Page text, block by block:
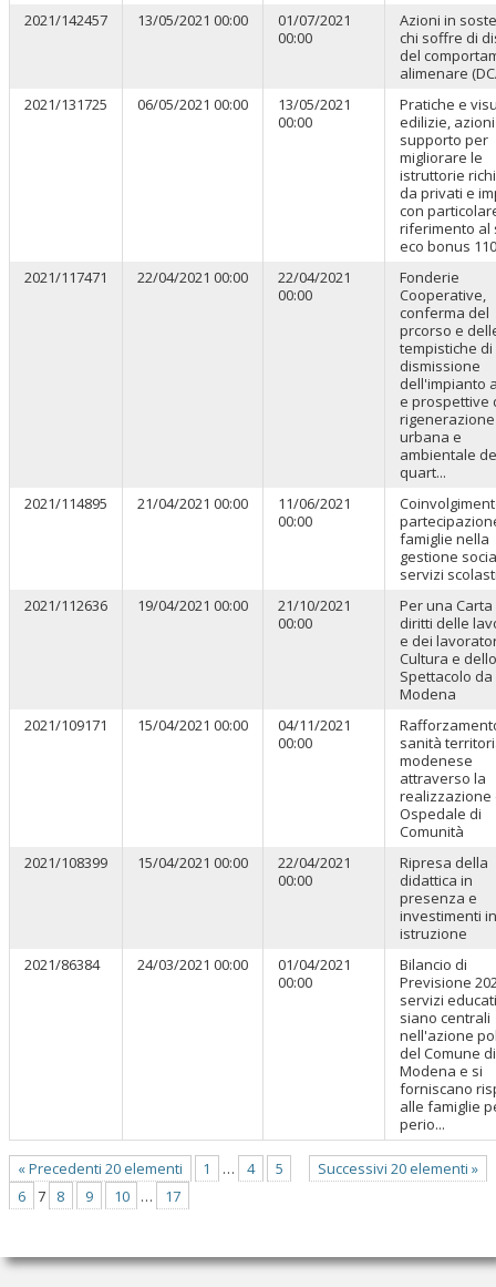
2021/142457
13/05/2021 00:00
01/07/2021
00:00
Azioni in
chi soffre di
del
alimenare
2021/131725
06/05/2021 00:00
13/05/2021
00:00
Pratiche e
edilizie,
supporto per
migliorare le
istruttorie
da privati e
con
riferimento al
eco bonus
2021/117471
22/04/2021 00:00
22/04/2021
00:00
Fonderie
Cooperative,
conferma del
prcorso e
tempistiche di
dismissione
dell'impianto
e prospettive
rigenerazione
urbana e
ambientale
quart...
2021/114895
21/04/2021 00:00
11/06/2021
00:00
famiglie nella
gestione
servizi
2021/112636
19/04/2021 00:00
21/10/2021
00:00
Per una
diritti delle
e dei
Cultura e dello
Spettacolo da
Modena
2021/109171
15/04/2021 00:00
04/11/2021
00:00
sanità
modenese
attraverso la
realizzazione
Ospedale di
Comunità
2021/108399
15/04/2021 00:00
22/04/2021
00:00
Ripresa della
didattica in
presenza e
investimenti in
istruzione
2021/86384
24/03/2021 00:00
01/04/2021
00:00
Bilancio di
Previsione
servizi
siano centrali
nell'azione
del Comune di
Modena e si
forniscano
alle famiglie
perio...
« Precedenti 20 elementi Successivi 20 elementi »
1 … 4
5
6
7 8 9 10 … 17